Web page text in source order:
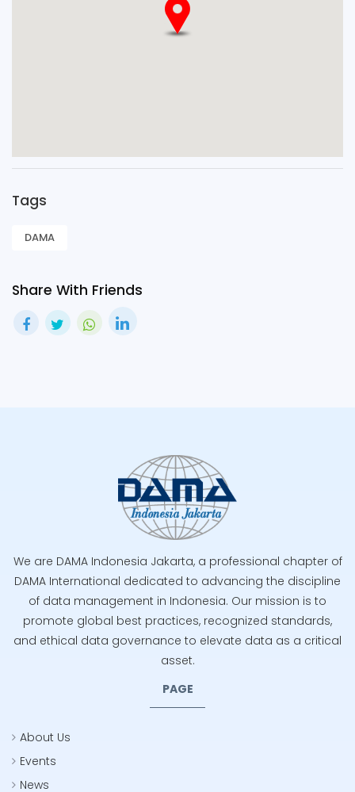
Tags
DAMA
Share With Friends
We are DAMA Indonesia Jakarta, a professional chapter of
DAMA International dedicated to advancing the discipline
of data management in Indonesia. Our mission is to
promote global best practices, recognized standards,
and ethical data governance to elevate data as a critical
asset.
PAGE
About Us
Events
News